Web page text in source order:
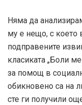
Няма да
му е нещо, с което
подправените
класиката „Боли
за помощ в
обикновено са на
сте ги получили